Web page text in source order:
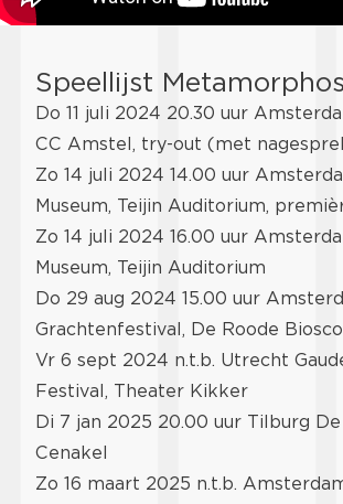
Speellijst
Do 11 juli 2024 20.30 uur
CC Amstel, try-out (met
Zo 14 juli 2024 14.00 uur
Museum, Teijin Auditorium,
Zo 14 juli 2024 16.00 uur
Museum, Teijin Auditorium
Do 29 aug 2024 15.00 uur
Grachtenfestival, De Roode
Vr 6 sept 2024 n.t.b. Utrecht
Festival, Theater Kikker
Di 7 jan 2025 20.00 uur Tilburg
Cenakel
Zo 16 maart 2025 n.t.b.